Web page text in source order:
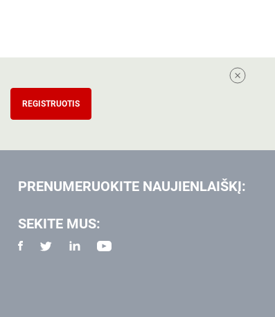
REGISTRUOTIS
PRENUMERUOKITE NAUJIENLAIŠKĮ:
SEKITE MUS: